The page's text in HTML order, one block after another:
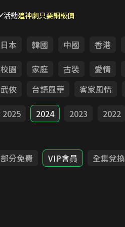
活動追神劇只要銅板價
日本 韓國 中國 香港
校園 家庭 古裝 愛情
武俠 台語風華 客家風情
2025 2024 2023 2022
部分免費 VIP會員 全集兌換